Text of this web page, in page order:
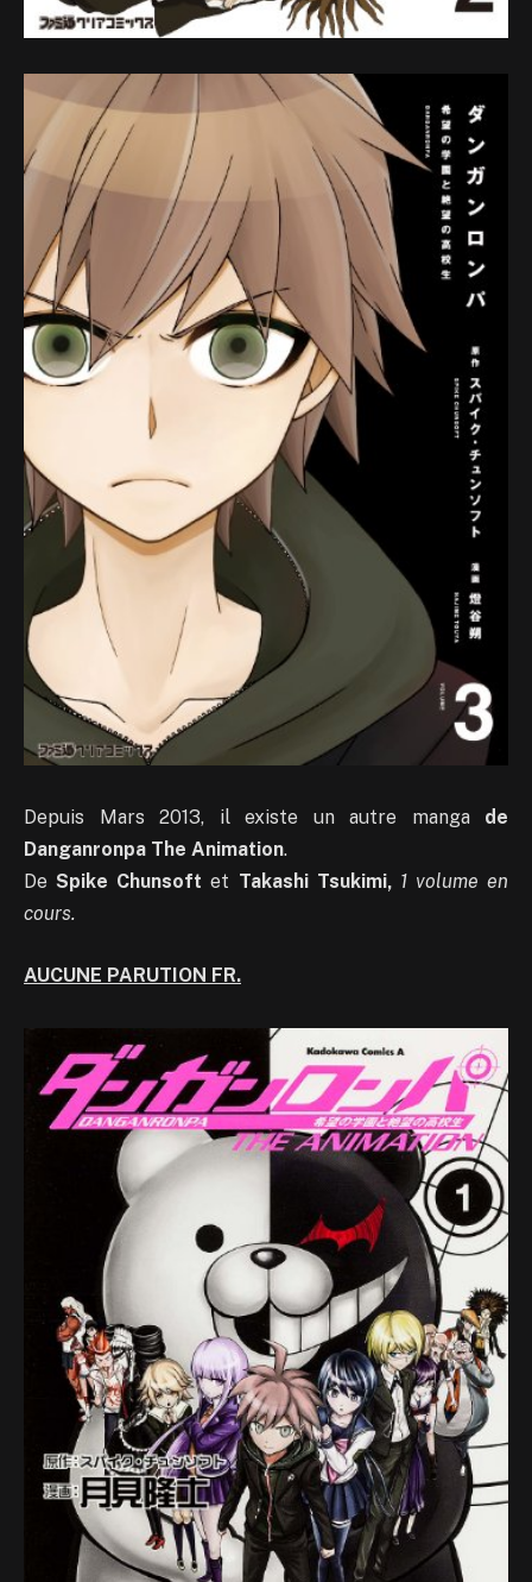
Depuis Mars 2013, il existe un autre manga de
Danganronpa The Animation.
DeSpike Chunsoft et Takashi Tsukimi, 1 volume en
cours.
AUCUNE PARUTION FR.